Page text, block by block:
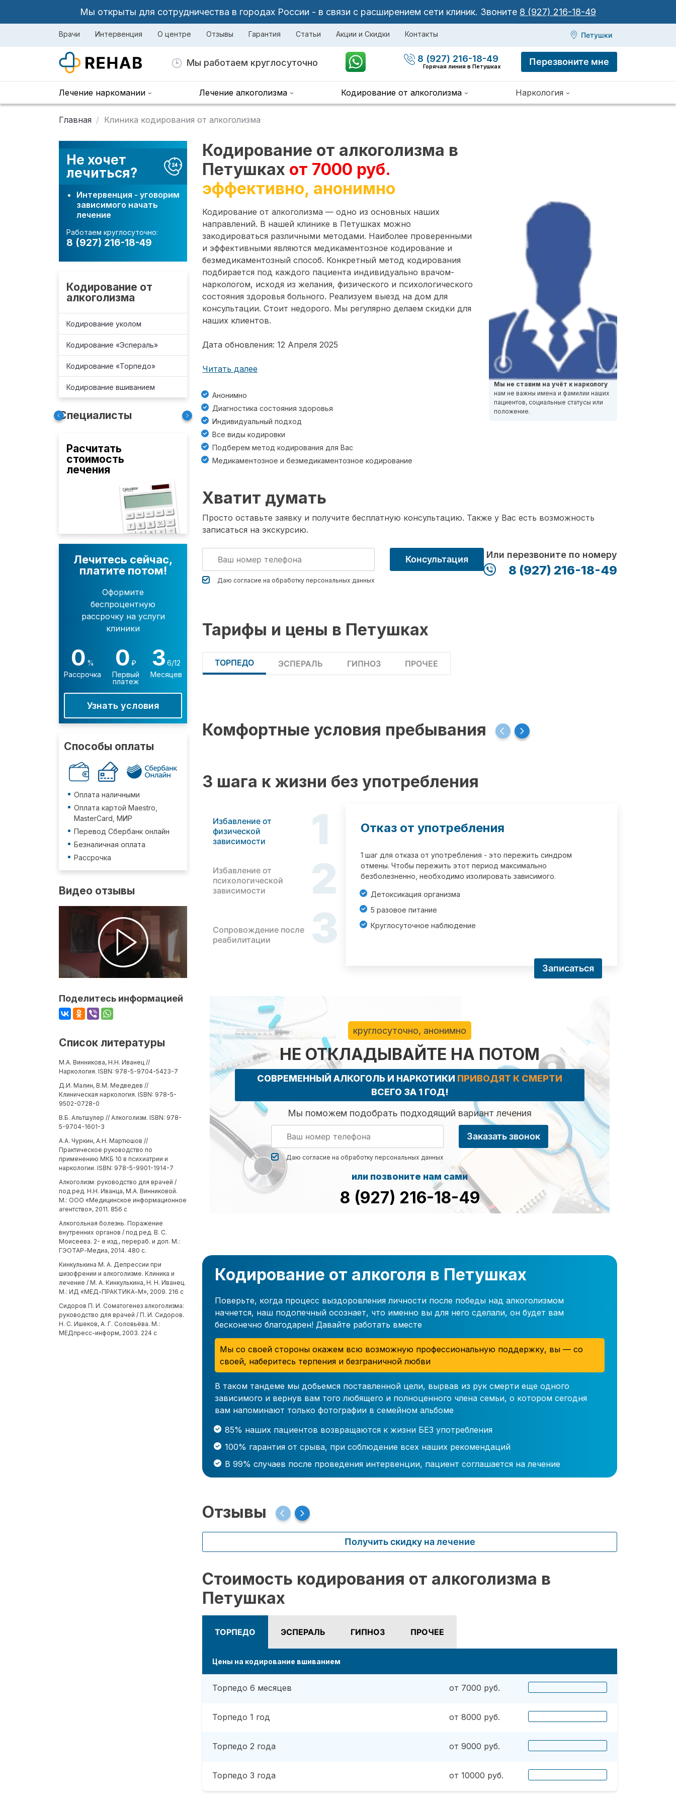
Мы открыты для сотрудничества в городах России - в связи с расширением сети клиник. Звоните 8 (927) 216-18-49
Врачи Интервенция О центре Отзывы Гарантия Статьи Акции и Скидки Контакты Петушки
Мы работаем круглосуточно 8 (927) 216-18-49
Горячая линия в Петушках Перезвоните мне
Лечение наркомании Лечение алкоголизма Кодирование от алкоголизма Наркология
Главная Клиника кодирования от алкоголизма
Не хочет
лечиться?
Интервенция - уговорим
зависимого начать
лечение
Работаем круглосуточно:
8 (927) 216-18-49
Кодирование от
алкоголизма
Кодирование уколом
Кодирование «Эспераль»
Кодирование «Торпедо»
Кодирование вшиванием
Специалисты
Расчитать
стоимость
лечения
Лечитесь сейчас,
платите потом!
Оформите
беспроцентную
рассрочку на услуги
клиники
0 %
Рассрочка
0 ₽
Первый
платеж
3 6/12
Месяцев
Узнать условия
Способы оплаты
Оплата наличными
Оплата картой Maestro,
MasterCard, МИР
Перевод Сбербанк онлайн
Безналичная оплата
Рассрочка
Видео отзывы
Поделитесь информацией
Список литературы
М.А. Винникова, Н.Н. Иванец //
Наркология. ISBN: 978-5-9704-5423-7
Д.И. Малин, В.М. Медведев //
Клиническая наркология. ISBN: 978-5-
9502-0728-0
В.Б. Альтшулер // Алкоголизм. ISBN: 978-
5-9704-1601-3
А.А. Чуркин, А.Н. Мартюшов //
Практическое руководство по
применению МКБ 10 в психиатрии и
наркологии. ISBN: 978-5-9901-1914-7
Алкоголизм: руководство для врачей /
под ред. Н.Н. Иванца, М.А. Винниковой.
М.: ООО «Медицинское информационное
агентство», 2011. 856 с
Алкогольная болезнь. Поражение
внутренних органов / под ред. В. С.
Моисеева. 2- е изд., перераб. и доп. М.:
ГЭОТАР-Медиа, 2014. 480 с.
Кинкулькина М. А. Депрессии при
шизофрении и алкоголизме. Клиника и
лечение / М. А. Кинкулькина, Н. Н. Иванец.
М.: ИД «МЕД-ПРАКТИКА-М», 2009. 216 с
Сидоров П. И. Соматогенез алкоголизма:
руководство для врачей / П. И. Сидоров.
Н. С. Ишеков, А. Г. Соловьёва. М.:
МЕДпресс-информ, 2003. 224 с
Кодирование от алкоголизма в
Петушках от 7000 руб.
эффективно, анонимно
Кодирование от алкоголизма — одно из основных наших
направлений. В нашей клинике в Петушках можно
закодироваться различными методами. Наиболее проверенными
и эффективными являются медикаментозное кодирование и
безмедикаментозный способ. Конкретный метод кодирования
подбирается под каждого пациента индивидуально врачом-
наркологом, исходя из желания, физического и психологического
состояния здоровья больного. Реализуем выезд на дом для
консультации. Стоит недорого. Мы регулярно делаем скидки для
наших клиентов.
Дата обновления: 12 Апреля 2025
Читать далее
Анонимно
Диагностика состояния здоровья
Индивидуальный подход
Все виды кодировки
Подберем метод кодирования для Вас
Медикаментозное и безмедикаментозное кодирование
Мы не ставим на учёт к наркологу
нам не важны имена и фамилии наших
пациентов, социальные статусы или
положение.
Хватит думать
Просто оставьте заявку и получите бесплатную консультацию. Также у Вас есть возможность
записаться на экскурсию.
Даю согласие на обработку персональных данных
Консультация Или перезвоните по номеру
8 (927) 216-18-49
Тарифы и цены в Петушках
ТОРПЕДО ЭСПЕРАЛЬ ГИПНОЗ ПРОЧЕЕ
Комфортные условия пребывания
3 шага к жизни без употребления
Избавление от
физической
зависимости
1
Избавление от
психологической
зависимости
2
Сопровождение после
реабилитации
3
Отказ от употребления
1 шаг для отказа от употребления - это пережить синдром
отмены. Чтобы пережить этот период максимально
безболезненно, необходимо изолировать зависимого.
Детоксикация организма
5 разовое питание
Круглосуточное наблюдение
Записаться
круглосуточно, анонимно
НЕ ОТКЛАДЫВАЙТЕ НА ПОТОМ
СОВРЕМЕННЫЙ АЛКОГОЛЬ И НАРКОТИКИ ПРИВОДЯТ К СМЕРТИ
ВСЕГО ЗА 1 ГОД!
Мы поможем подобрать подходящий вариант лечения
Даю согласие на обработку персональных данных
Заказать звонок
или позвоните нам сами
8 (927) 216-18-49
Кодирование от алкоголя в Петушках
Поверьте, когда процесс выздоровления личности после победы над алкоголизмом
начнется, наш подопечный осознает, что именно вы для него сделали, он будет вам
бесконечно благодарен! Давайте работать вместе
Мы со своей стороны окажем всю возможную профессиональную поддержку, вы — со
своей, наберитесь терпения и безграничной любви
В таком тандеме мы добьемся поставленной цели, вырвав из рук смерти еще одного
зависимого и вернув вам того любящего и полноценного члена семьи, о котором сегодня
вам напоминают только фотографии в семейном альбоме
85% наших пациентов возвращаются к жизни БЕЗ употребления
100% гарантия от срыва, при соблюдение всех наших рекомендаций
В 99% случаев после проведения интервенции, пациент соглашается на лечение
Отзывы
Получить скидку на лечение
Стоимость кодирования от алкоголизма в
Петушках
ТОРПЕДО ЭСПЕРАЛЬ ГИПНОЗ ПРОЧЕЕ
Цены на кодирование вшиванием
Торпедо 6 месяцев от 7000 руб.
Торпедо 1 год от 8000 руб.
Торпедо 2 года от 9000 руб.
Торпедо 3 года от 10000 руб.